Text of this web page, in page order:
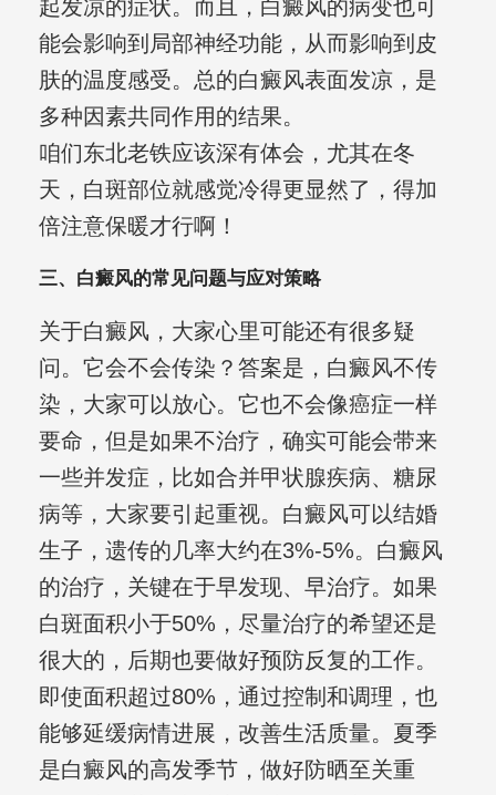
起发凉的症状。而且，白癜风的病变也可
能会影响到局部神经功能，从而影响到皮
肤的温度感受。总的白癜风表面发凉，是
多种因素共同作用的结果。
咱们东北老铁应该深有体会，尤其在冬
天，白斑部位就感觉冷得更显然了，得加
倍注意保暖才行啊！
三、白癜风的常见问题与应对策略
关于白癜风，大家心里可能还有很多疑
问。它会不会传染？答案是，白癜风不传
染，大家可以放心。它也不会像癌症一样
要命，但是如果不治疗，确实可能会带来
一些并发症，比如合并甲状腺疾病、糖尿
病等，大家要引起重视。白癜风可以结婚
生子，遗传的几率大约在3%-5%。白癜风
的治疗，关键在于早发现、早治疗。如果
白斑面积小于50%，尽量治疗的希望还是
很大的，后期也要做好预防反复的工作。
即使面积超过80%，通过控制和调理，也
能够延缓病情进展，改善生活质量。夏季
是白癜风的高发季节，做好防晒至关重